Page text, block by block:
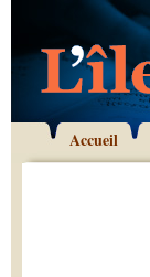
Accueil